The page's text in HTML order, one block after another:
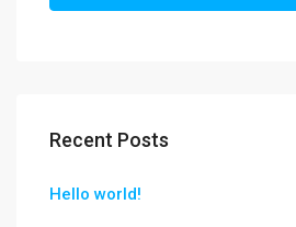
Recent Posts
Hello world!